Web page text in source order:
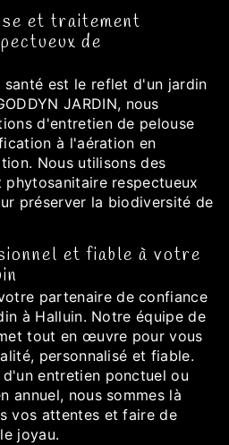
et traitement
de
santé est le reflet d'un jardin
JARDIN, nous
d'entretien de pelouse
à l'aération en
Nous utilisons des
respectueux
préserver la biodiversité de
et fiable à votre
partenaire de confiance
à Halluin. Notre équipe de
tout en œuvre pour vous
personnalisé et fiable.
entretien ponctuel ou
annuel, nous sommes là
vos attentes et faire de
joyau.